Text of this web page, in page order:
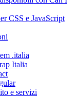
CSS e JavaScript
.italia
Italia
e servizi